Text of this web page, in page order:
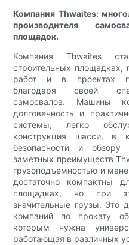
Компания Thwaites:
производителя
площадок.
Компания Thwaites
строительных площадках,
работ и в проектах
благодаря своей
самосвалов. Машины
долговечность и
системы, легко
конструкция шасси, в
безопасности и
заметных преимуществ
грузоподъемностью и
достаточно компактны
площадках, но при
значительные грузы. Это
компаний по прокату
которым нужна
работающая в различных